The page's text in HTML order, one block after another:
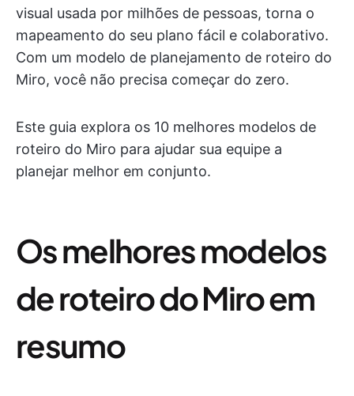
visual usada por milhões de pessoas, torna o
mapeamento do seu plano fácil e colaborativo.
Com um modelo de planejamento de roteiro do
Miro, você não precisa começar do zero.
Este guia explora os 10 melhores modelos de
roteiro do Miro para ajudar sua equipe a
planejar melhor em conjunto.
Os melhores modelos
de roteiro do Miro em
resumo